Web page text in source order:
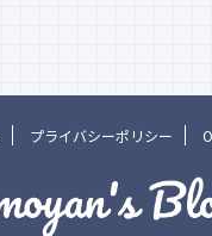
プライバシーポリシー